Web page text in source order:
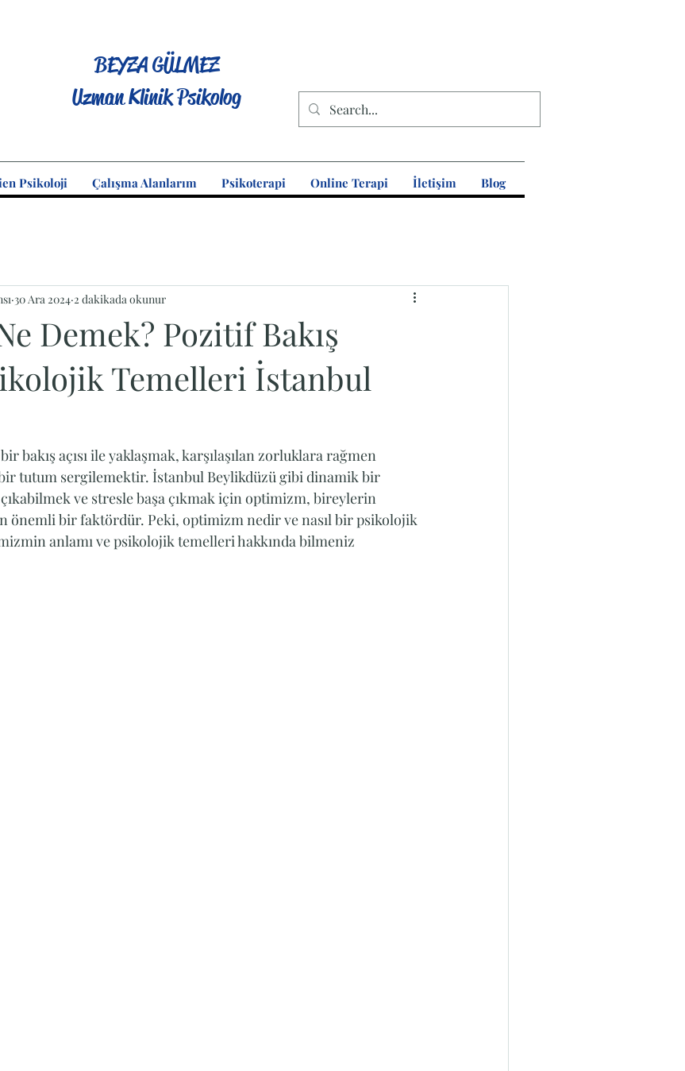
BEYZA GÜLMEZ
Uzman Klinik Psikolog
Psikoloji Çalışma Alanlarım Psikoterapi Online Terapi İletişim Blog
Demek? Pozitif Bakış
Temelleri İstanbul
30 Ara 2024 2 dakikada okunur
bakış açısı ile yaklaşmak, karşılaşılan zorluklara rağmen
tutum sergilemektir. İstanbul Beylikdüzü gibi dinamik bir
ve stresle başa çıkmak için optimizm, bireylerin
önemli bir faktördür. Peki, optimizm nedir ve nasıl bir psikolojik
anlamı ve psikolojik temelleri hakkında bilmeniz